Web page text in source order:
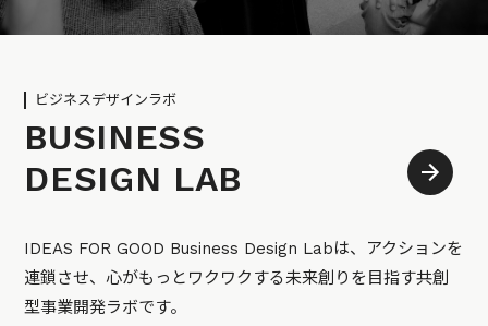
ビジネスデザインラボ
BUSINESS
DESIGN LAB
IDEAS FOR GOOD Business Design Labは、アクションを
連鎖させ、心がもっとワクワクする未来創りを目指す共創
型事業開発ラボです。